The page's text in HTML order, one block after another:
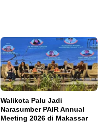
Walikota Palu Jadi
Narasumber PAIR Annual
Meeting 2026 di Makassar